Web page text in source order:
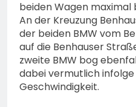
beiden Wagen maximal
An der Kreuzung
der beiden BMW vom
auf die Benhauser
zweite BMW bog
dabei vermutlich
Geschwindigkeit.